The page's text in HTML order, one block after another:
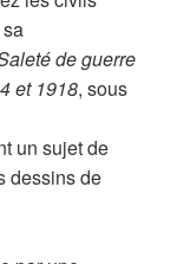
de guerre
et 1918, sous
un sujet de
dessins de